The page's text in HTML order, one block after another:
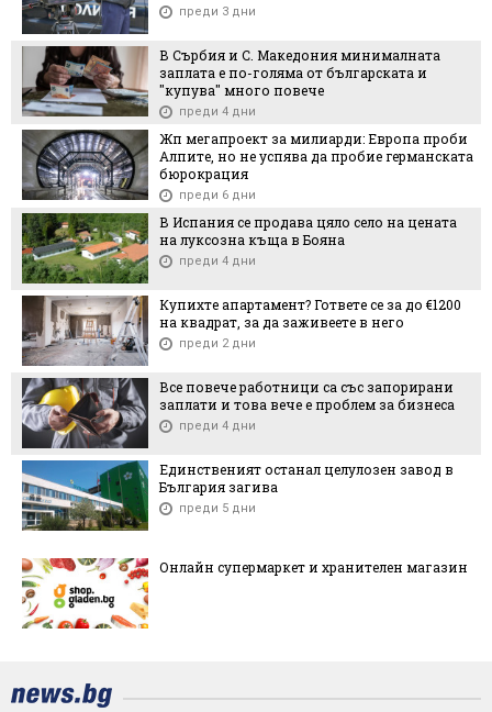
преди 3 дни
В Сърбия и С. Македония минималната
заплата е по-голяма от българската и
"купува" много повече
преди 4 дни
Жп мегапроект за милиарди: Европа проби
Алпите, но не успява да пробие германската
бюрокрация
преди 6 дни
В Испания се продава цяло село на цената
на луксозна къща в Бояна
преди 4 дни
Купихте апартамент? Гответе се за до €1200
на квадрат, за да заживеете в него
преди 2 дни
Все повече работници са със запорирани
заплати и това вече е проблем за бизнеса
преди 4 дни
Единственият останал целулозен завод в
България загива
преди 5 дни
Онлайн супермаркет и хранителен магазин